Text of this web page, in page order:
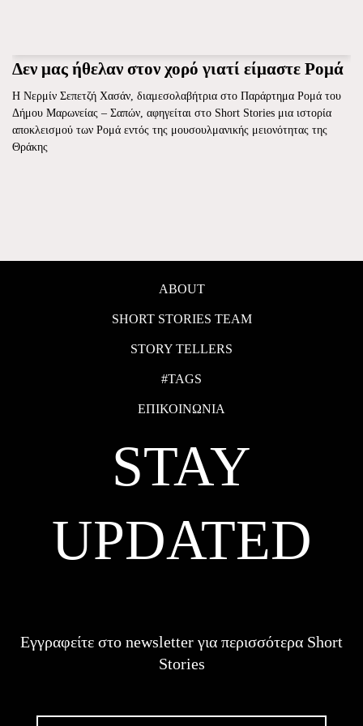
Δεν μας ήθελαν στον χορό γιατί είμαστε Ρομά
Η Νερμίν Σεπετζή Χασάν, διαμεσολαβήτρια στο Παράρτημα Ρομά του
Δήμου Μαρωνείας – Σαπών, αφηγείται στο Short Stories μια ιστορία
αποκλεισμού των Ρομά εντός της μουσουλμανικής μειονότητας της
Θράκης
ABOUT
SHORT STORIES TEAM
STORY TELLERS
#TAGS
ΕΠΙΚΟΙΝΩΝΙΑ
STAY
UPDATED
Εγγραφείτε στο newsletter για περισσότερα Short
Stories